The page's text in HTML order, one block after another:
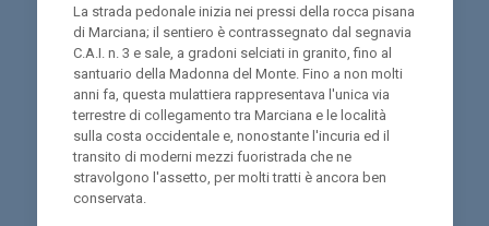
La strada pedonale inizia nei pressi della rocca pisana
di Marciana; il sentiero è contrassegnato dal segnavia
C.A.I. n. 3 e sale, a gradoni selciati in granito, fino al
santuario della Madonna del Monte. Fino a non molti
anni fa, questa mulattiera rappresentava l'unica via
terrestre di collegamento tra Marciana e le località
sulla costa occidentale e, nonostante l'incuria ed il
transito di moderni mezzi fuoristrada che ne
stravolgono l'assetto, per molti tratti è ancora ben
conservata.